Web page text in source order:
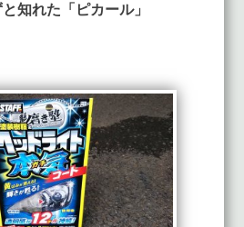
知れた「ピカール」